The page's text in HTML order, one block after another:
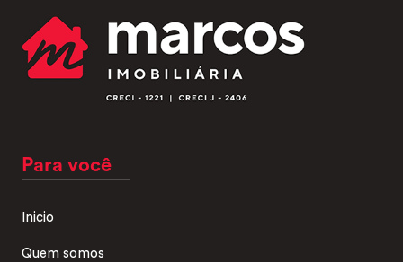
Para você
Inicio
Quem somos